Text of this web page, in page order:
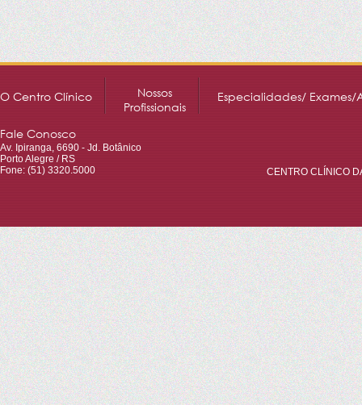
O Centro Clínico
Nossos
Profissionais
Especialidades/ Exames/
Fale Conosco
Av. Ipiranga, 6690 - Jd. Botânico
Porto Alegre / RS
Fone: (51) 3320.5000
CENTRO CLÍNICO